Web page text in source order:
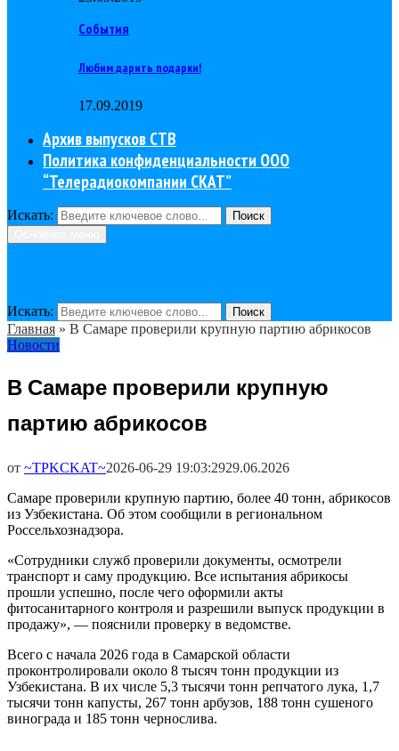
События
Любим дарить подарки!
17.09.2019
Архив выпусков СТВ
Политика конфиденциальности ООО
“Телерадиокомпании СКАТ”
Искать:
Поиск
Искать: Поиск
Главная » В Самаре проверили крупную партию абрикосов
Новости
В Самаре проверили крупную
партию абрикосов
от ~TPKCKAT~2026-06-29 19:03:2929.06.2026
Самаре проверили крупную партию, более 40 тонн, абрикосов
из Узбекистана. Об этом сообщили в региональном
Россельхознадзора.
«Сотрудники служб проверили документы, осмотрели
транспорт и саму продукцию. Все испытания абрикосы
прошли успешно, после чего оформили акты
фитосанитарного контроля и разрешили выпуск продукции в
продажу», — пояснили проверку в ведомстве.
Всего с начала 2026 года в Самарской области
проконтролировали около 8 тысяч тонн продукции из
Узбекистана. В их числе 5,3 тысячи тонн репчатого лука, 1,7
тысячи тонн капусты, 267 тонн арбузов, 188 тонн сушеного
винограда и 185 тонн чернослива.